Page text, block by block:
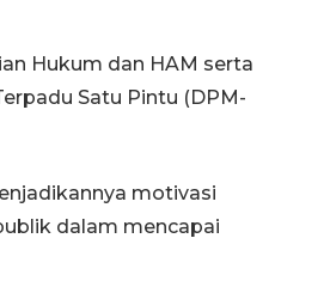
Hukum dan HAM serta
Satu Pintu (DPM-
motivasi
dalam mencapai